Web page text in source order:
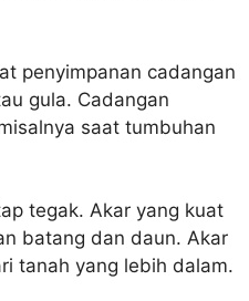
penyimpanan cadangan
gula. Cadangan
saat tumbuhan
tegak. Akar yang kuat
batang dan daun. Akar
tanah yang lebih dalam.